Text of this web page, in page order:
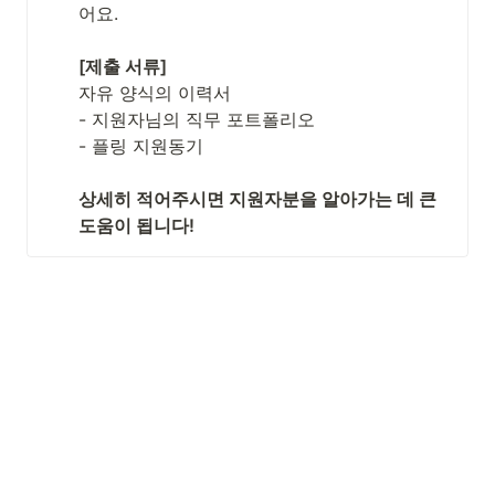
어요.
[제출 서류]
자유 양식의 이력서
- 지원자님의 직무 포트폴리오
- 플링 지원동기
상세히 적어주시면 지원자분을 알아가는 데 큰
도움이 됩니다!